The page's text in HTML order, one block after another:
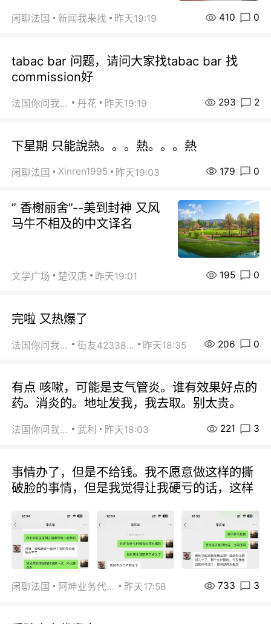
闲聊法国 新闻我来找 昨天19:19 410 0
tabac bar 问题，请问大家找tabac bar 找
commission好
法国你问我答 丹花 昨天19:19 293 2
下星期 只能說熱。。。熱。。。熱
闲聊法国 Xinren1995 昨天19:03 179 0
” 香榭丽舍”--美到封神 又风
马牛不相及的中文译名
文学广场 楚汉唐 昨天19:01 195 0
完啦 又热爆了
法国你问我答 街友42338202 昨天18:35 206 0
有点 咳嗽，可能是支气管炎。谁有效果好点的
药。消炎的。地址发我，我去取。别太贵。
法国你问我答 武利 昨天18:03 221 3
事情办了，但是不给钱。我不愿意做这样的撕
破脸的事情，但是我觉得让我硬亏的话，这样
闲聊法国 阿坤业务代办 昨天17:58 733 3